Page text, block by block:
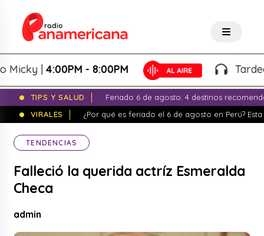
|4:00PM - 8:00PM Tardeo
TIPS Y SALUD
Feriado 6 de agosto: 4 destinos
VIRALES
¿Por qué es feriado el 6 de agosto en Perú?
TENDENCIAS
Falleció la querida actríz Esmeralda
Checa
admin